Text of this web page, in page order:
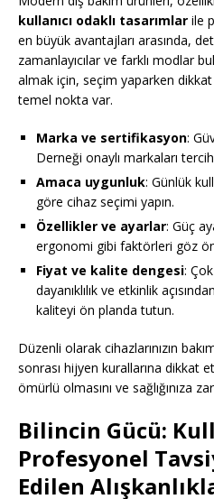
kullanıcı odaklı tasarımlar ile
en büyük avantajları arasında,
zamanlayıcılar ve farklı modlar
almak için, seçim yaparken
temel nokta var.
Marka ve sertifikasyon:
Derneği onaylı markaları
Amaca uygunluk: Günlük
göre cihaz seçimi yapın.
Özellikler ve ayarlar: Güç
ergonomi gibi faktörleri göz
Fiyat ve kalite dengesi:
dayanıklılık ve etkinlik
kaliteyi ön planda tutun.
Düzenli olarak cihazlarınızın
sonrası hijyen kurallarına dikkat
ömürlü olmasını ve sağlığınıza
Bilincin Gücü:
Profesyonel
Edilen